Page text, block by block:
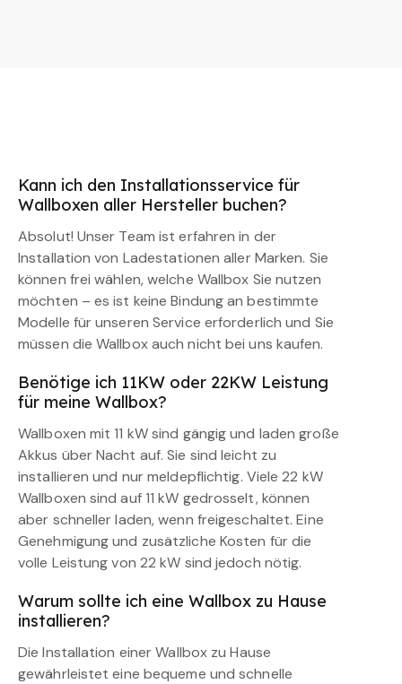
Kann ich den Installationsservice für
Wallboxen aller Hersteller buchen?
Absolut! Unser Team ist erfahren in der
Installation von Ladestationen aller Marken. Sie
können frei wählen, welche Wallbox Sie nutzen
möchten – es ist keine Bindung an bestimmte
Modelle für unseren Service erforderlich und Sie
müssen die Wallbox auch nicht bei uns kaufen.
Benötige ich 11KW oder 22KW Leistung
für meine Wallbox?
Wallboxen mit 11 kW sind gängig und laden große
Akkus über Nacht auf. Sie sind leicht zu
installieren und nur meldepflichtig. Viele 22 kW
Wallboxen sind auf 11 kW gedrosselt, können
aber schneller laden, wenn freigeschaltet. Eine
Genehmigung und zusätzliche Kosten für die
volle Leistung von 22 kW sind jedoch nötig.
Warum sollte ich eine Wallbox zu Hause
installieren?
Die Installation einer Wallbox zu Hause
gewährleistet eine bequeme und schnelle